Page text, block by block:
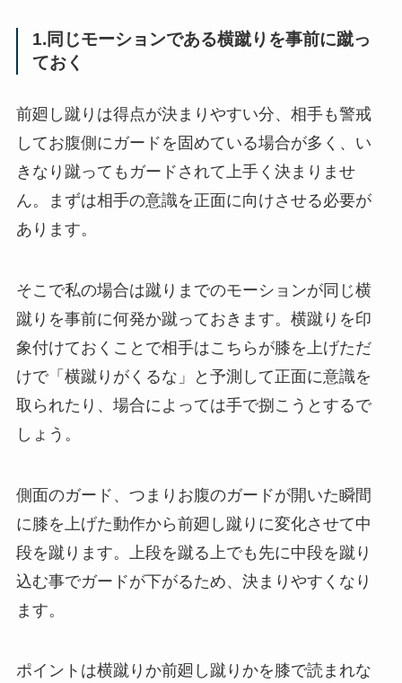
1.同じモーションである横蹴りを事前に蹴っ
ておく
前廻し蹴りは得点が決まりやすい分、相手も警戒
してお腹側にガードを固めている場合が多く、い
きなり蹴ってもガードされて上手く決まりませ
ん。まずは相手の意識を正面に向けさせる必要が
あります。
そこで私の場合は蹴りまでのモーションが同じ横
蹴りを事前に何発か蹴っておきます。横蹴りを印
象付けておくことで相手はこちらが膝を上げただ
けで「横蹴りがくるな」と予測して正面に意識を
取られたり、場合によっては手で捌こうとするで
しょう。
側面のガード、つまりお腹のガードが開いた瞬間
に膝を上げた動作から前廻し蹴りに変化させて中
段を蹴ります。上段を蹴る上でも先に中段を蹴り
込む事でガードが下がるため、決まりやすくなり
ます。
ポイントは横蹴りか前廻し蹴りかを膝で読まれな